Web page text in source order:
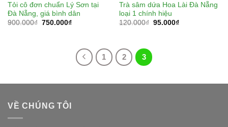
Tỏi cô đơn chuẩn Lý Sơn tại
Đà Nẵng, giá bình dân
900.000₫ 750.000₫
Trà sâm dứa Hoa Lài Đà Nẵng
loại 1 chính hiệu
120.000₫ 95.000₫
1 2 3
VỀ CHÚNG TÔI